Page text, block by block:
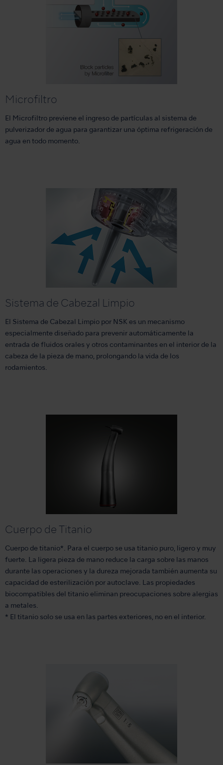
Microfiltro
El Microfiltro previene el ingreso de partículas al sistema de
pulverizador de agua para garantizar una óptima refrigeración de
agua en todo momento.
Sistema de Cabezal Limpio
El Sistema de Cabezal Limpio por NSK es un mecanismo
especialmente diseñado para prevenir automáticamente la
entrada de fluidos orales y otros contaminantes en el interior de la
cabeza de la pieza de mano, prolongando la vida de los
rodamientos.
Cuerpo de Titanio
Cuerpo de titanio*. Para el cuerpo se usa titanio puro, ligero y muy
fuerte. La ligera pieza de mano reduce la carga sobre las manos
durante las operaciones y la dureza mejorada también aumenta su
capacidad de esterilización por autoclave. Las propiedades
biocompatibles del titanio eliminan preocupaciones sobre alergias
a metales.
* El titanio solo se usa en las partes exteriores, no en el interior.